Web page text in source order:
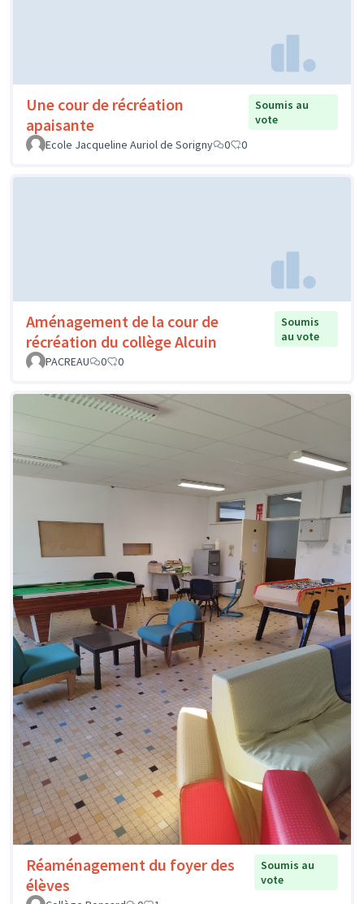
Une cour de récréation
apaisante
Soumis au
vote
Ecole Jacqueline Auriol de Sorigny
0 0
Aménagement de la cour de
récréation du collège Alcuin
Soumis
au vote
PACREAU
0 0
Réaménagement du foyer des
élèves
Soumis au
vote